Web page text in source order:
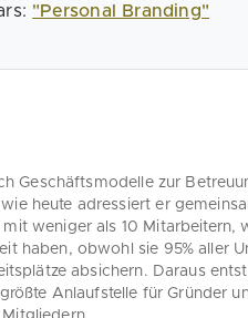
"Personal Branding"
Geschäftsmodelle zur
heute adressiert er
weniger als 10 Mitarbeitern,
haben, obwohl sie 95% aller
absichern. Daraus
Anlaufstelle für Gründer